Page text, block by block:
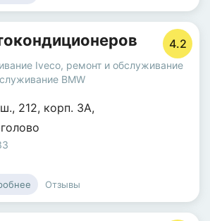
4.2
Iveco, ремонт и обслуживание
BMW
, 212, корп. 3А,
Отзывы